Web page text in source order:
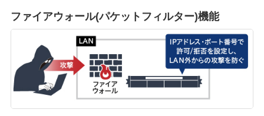
ファイアウォール(パケットフィルター)機能